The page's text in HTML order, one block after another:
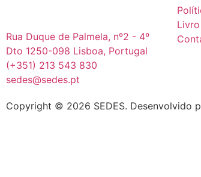
Rua Duque de Palmela, nº2 - 4º
Dto 1250-098 Lisboa, Portugal
(+351) 213 543 830
sedes@sedes.pt
Copyright © 2026 SEDES. Desenvolvido